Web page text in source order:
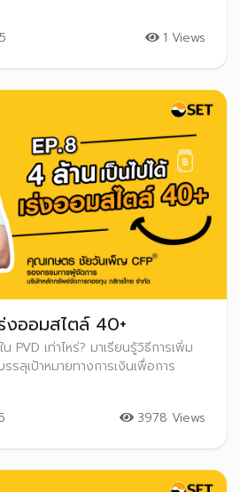
1 Views
งออมสไตล์ 40+
PVD เท่าไหร่? มาเรียนรู้วิธีการเพิ่ม
รลุเป้าหมายทางการเงินเพื่อการ
3978 Views